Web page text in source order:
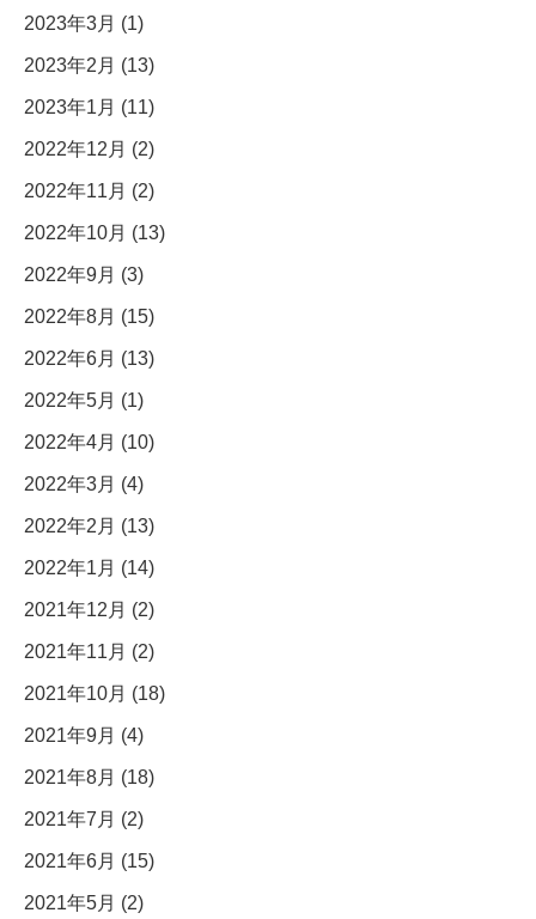
2023年3月 (1)
2023年2月 (13)
2023年1月 (11)
2022年12月 (2)
2022年11月 (2)
2022年10月 (13)
2022年9月 (3)
2022年8月 (15)
2022年6月 (13)
2022年5月 (1)
2022年4月 (10)
2022年3月 (4)
2022年2月 (13)
2022年1月 (14)
2021年12月 (2)
2021年11月 (2)
2021年10月 (18)
2021年9月 (4)
2021年8月 (18)
2021年7月 (2)
2021年6月 (15)
2021年5月 (2)